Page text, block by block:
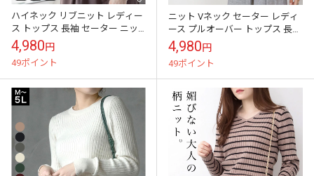
ハイネック リブニット レディー
ス トップス 長袖 セーター ニッ
ト インナー 重ね着 レイヤード
綿混 やわらか素材 大人カジュ...
4,980円
49ポイント
ニット Vネック セーター レディ
ース プルオーバー トップス 長袖
綿100% 秋 冬 春 コットン リブニ
ット シンプル きれ...
4,980円
49ポイント